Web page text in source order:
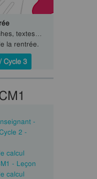
textes…
la rentrée.
Cycle 3
-
2 -
calcul
- Leçon
calcul